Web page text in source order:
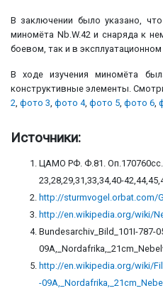
В заключении было указано,
миномёта Nb.W.42 и снаряда к
боевом, так и в
В ходе изучения миномёта
конструктивные элементы.
2, фото 3, фото 4, фото 5, фото 6,
Источники:
ЦАМО РФ. Ф.81.
23,28,29,31,33,34,40-
http://sturmvogel.orbat.com/
http://en.wikipedia.org/wiki/
Bundesarchiv_Bild_101I-787-
http://en.wikipedia.org/wiki/
-